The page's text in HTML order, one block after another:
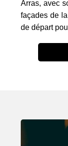
Arras, avec
façades de
de départ